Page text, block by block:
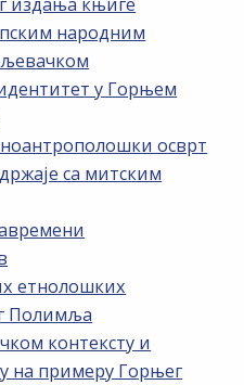
народним
у Горњем
осврт
са митским
етнолошких
Полимља
контексту и
на примеру Горњег